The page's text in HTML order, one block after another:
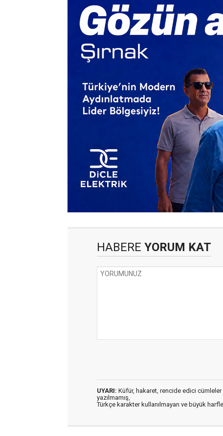
HABERE YORUM KAT
UYARI: Küfür, hakaret, rencide edici cümleler
yazılmamış,
Türkçe karakter kullanılmayan ve büyük